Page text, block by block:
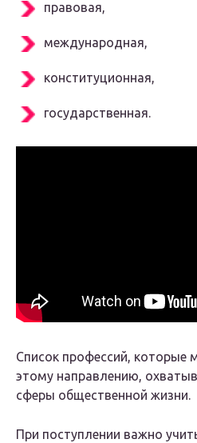
правовая,
международная,
конституционная,
государственная.
Список профессий, которые
этому направлению,
сферы общественной жизни.
При поступлении важно